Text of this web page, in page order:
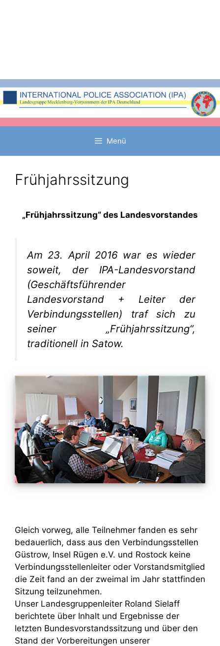
Menü
Frühjahrssitzung
„Frühjahrssitzung“ des Landesvorstandes
Am 23. April 2016 war es wieder
soweit, der IPA-Landesvorstand
(Geschäftsführender
Landesvorstand + Leiter der
Verbindungsstellen) traf sich zu
seiner „Frühjahrssitzung“,
traditionell in Satow.
Gleich vorweg, alle Teilnehmer fanden es sehr
bedauerlich, dass aus den Verbindungsstellen
Güstrow, Insel Rügen e.V. und Rostock keine
Verbindungsstellenleiter oder Vorstandsmitglied
die Zeit fand an der zweimal im Jahr stattfinden
Sitzung teilzunehmen.
Unser Landesgruppenleiter Roland Sielaff
berichtete über Inhalt und Ergebnisse der
letzten Bundesvorstandssitzung und über den
Stand der Vorbereitungen unserer